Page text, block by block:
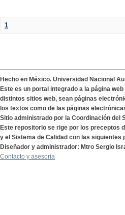
1
Hecho en México. Universidad Nacional
Este es un portal integrado a la página
distintos sitios web, sean páginas
los textos como de las páginas
Sitio administrado por la Coordinación del
Este repositorio se rige por los preceptos
y el Sistema de Calidad con las siguientes
Diseñador y administrador: Mtro Sergio
Contacto y asesoría